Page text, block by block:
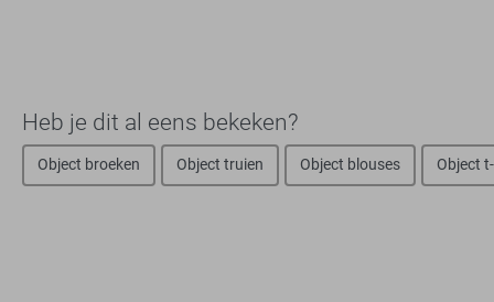
Heb je dit al eens bekeken?
Object broeken Object truien Object blouses Object